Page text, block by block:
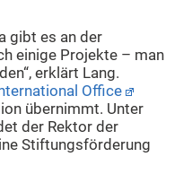
gibt es an der
einige Projekte – man
erklärt Lang.
Office
übernimmt. Unter
der Rektor der
Stiftungsförderung